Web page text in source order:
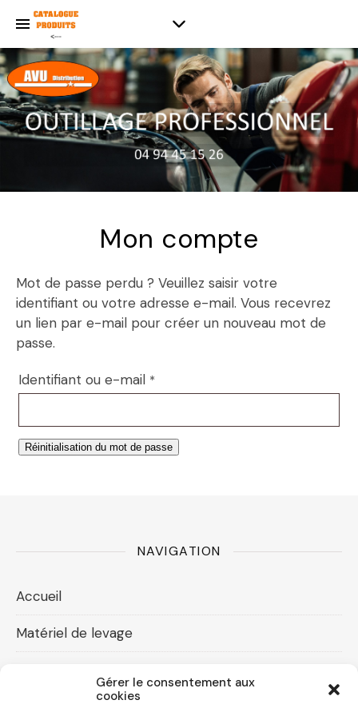
Gérer le consentement aux
cookies
Mon compte
Mot de passe perdu ? Veuillez saisir votre
identifiant ou votre adresse e-mail. Vous recevrez
un lien par e-mail pour créer un nouveau mot de
passe.
Identifiant ou e-mail *
Réinitialisation du mot de passe
NAVIGATION
Accueil
Matériel de levage